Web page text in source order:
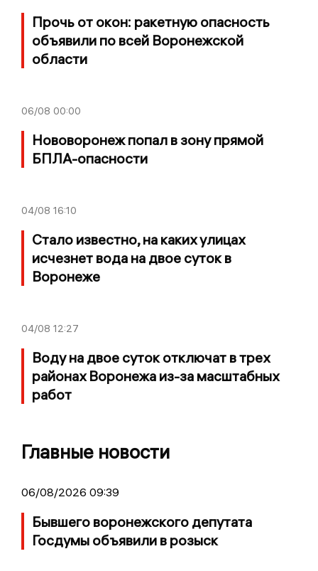
Прочь от окон: ракетную опасность
объявили по всей Воронежской
области
06/08 00:00
Нововоронеж попал в зону прямой
БПЛА-опасности
04/08 16:10
Стало известно, на каких улицах
исчезнет вода на двое суток в
Воронеже
04/08 12:27
Воду на двое суток отключат в трех
районах Воронежа из-за масштабных
работ
Главные новости
06/08/2026 09:39
Бывшего воронежского депутата
Госдумы объявили в розыск